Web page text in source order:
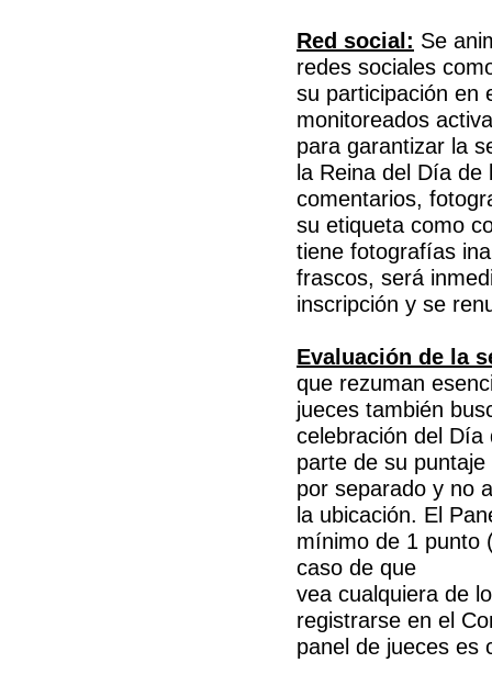
Red social: Se
redes sociales
su participación en
monitoreados
para garantizar la
la Reina del Día
comentarios,
su etiqueta como
tiene fotografías
frascos, será
inscripción y se
Evaluación de la
que rezuman
jueces también
celebración del
parte de su
por separado y no
la ubicación. El
mínimo de 1 punto
caso de que
vea cualquiera de
registrarse en el
panel de jueces es